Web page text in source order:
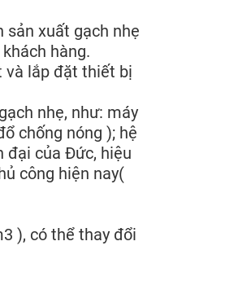
xuất gạch nhẹ
hàng.
lắp đặt thiết bị
nhẹ, như: máy
chống nóng ); hệ
đại của Đức, hiệu
công hiện nay(
), có thể thay đổi